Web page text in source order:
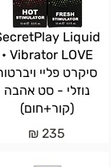
Liquid
Vibrator LOVE •
סיקרט פליי
נוזלי - סט אהבה
(קור+חום)
235 ₪